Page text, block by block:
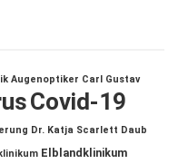
Augenoptiker Carl Gustav
Covid-19
Dr. Katja Scarlett Daub
Elblandklinikum